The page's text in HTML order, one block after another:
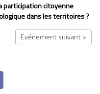
participation citoyenne
dans les territoires ?
Evénement suivant >